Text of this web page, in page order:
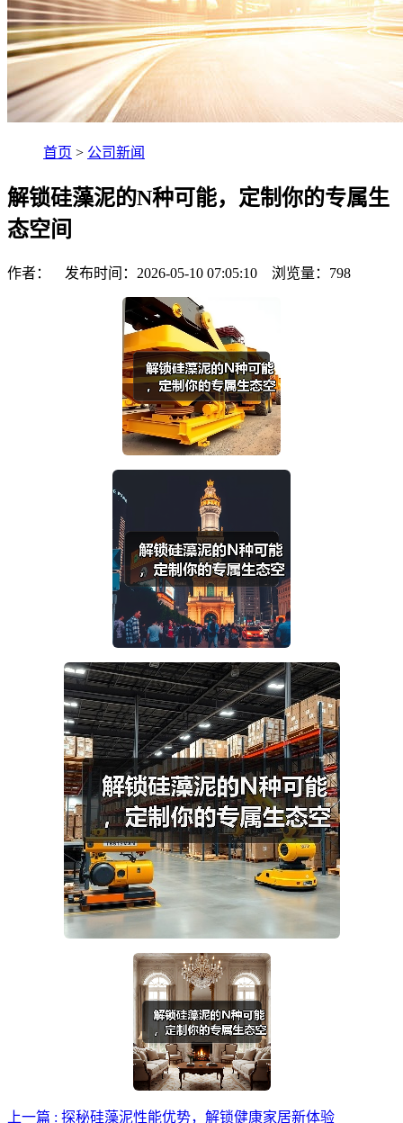
首页 > 公司新闻
解锁硅藻泥的N种可能，定制你的专属生
态空间
作者： 发布时间：2026-05-10 07:05:10 浏览量： 798
上一篇 : 探秘硅藻泥性能优势，解锁健康家居新体验